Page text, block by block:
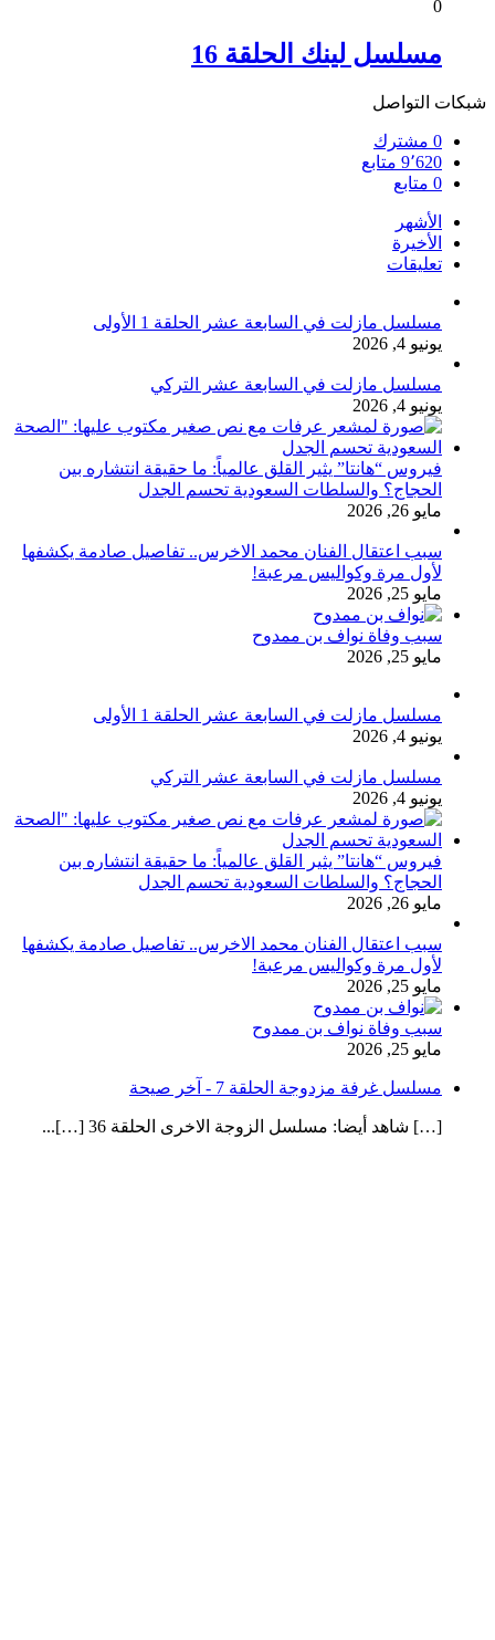
0
مسلسل لينك الحلقة 16
شبكات التواصل
0 مشترك
9٬620 متابع
0 متابع
الأشهر
الأخيرة
تعليقات
مسلسل مازلت في السابعة عشر الحلقة 1 الأولى
يونيو 4, 2026
مسلسل مازلت في السابعة عشر التركي
يونيو 4, 2026
فيروس “هانتا” يثير القلق عالمياً: ما حقيقة انتشاره بين
الحجاج؟ والسلطات السعودية تحسم الجدل
مايو 26, 2026
سبب اعتقال الفنان محمد الاخرس.. تفاصيل صادمة يكشفها
لأول مرة وكواليس مرعبة!
مايو 25, 2026
سبب وفاة نواف بن ممدوح
مايو 25, 2026
مسلسل مازلت في السابعة عشر الحلقة 1 الأولى
يونيو 4, 2026
مسلسل مازلت في السابعة عشر التركي
يونيو 4, 2026
فيروس “هانتا” يثير القلق عالمياً: ما حقيقة انتشاره بين
الحجاج؟ والسلطات السعودية تحسم الجدل
مايو 26, 2026
سبب اعتقال الفنان محمد الاخرس.. تفاصيل صادمة يكشفها
لأول مرة وكواليس مرعبة!
مايو 25, 2026
سبب وفاة نواف بن ممدوح
مايو 25, 2026
مسلسل غرفة مزدوجة الحلقة 7 - آخر صيحة
[…] شاهد أيضا: مسلسل الزوجة الاخرى الحلقة 36 […]...